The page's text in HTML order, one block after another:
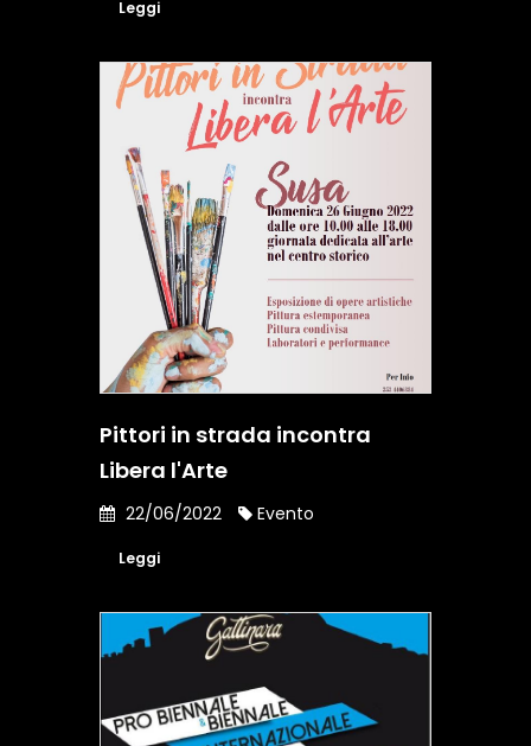
Leggi
Pittori in strada incontra
Libera l'Arte
22/06/2022 Evento
Leggi